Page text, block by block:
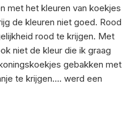
met het kleuren van koekjes
de kleuren niet goed. Rood
rood te krijgen. Met
niet de kleur die ik graag
gebakken met
te krijgen…. werd een